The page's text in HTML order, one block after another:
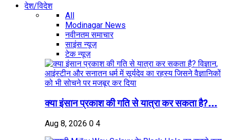
देश/विदेश
All
Modinagar News
नवीनतम समाचार
साइंस न्यूज़
टेक न्यूज़
क्या इंसान प्रकाश की गति से यात्रा कर सकता है?...
Aug 8, 2026 0 4